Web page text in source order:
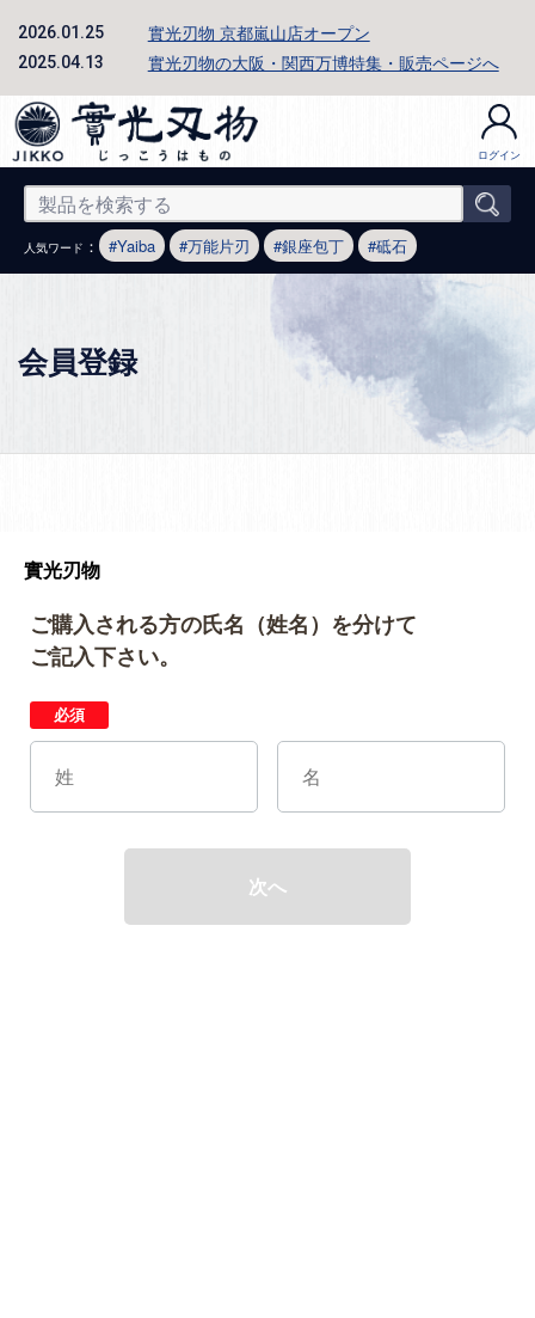
2026.01.25 實光刃物 京都嵐山店オープン
2025.04.13 實光刃物の大阪・関西万博特集・販売ページへ
ログイン
人気ワード ： Yaiba 万能片刃 銀座包丁 砥石
会員登録